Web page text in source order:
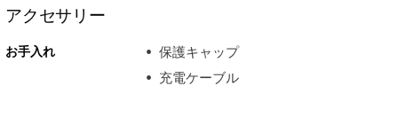
アクセサリー
お手入れ
保護キャップ
充電ケーブル